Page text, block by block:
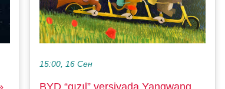
15:00, 16 Сен
BYD “qızıl” versiyada Yangwang